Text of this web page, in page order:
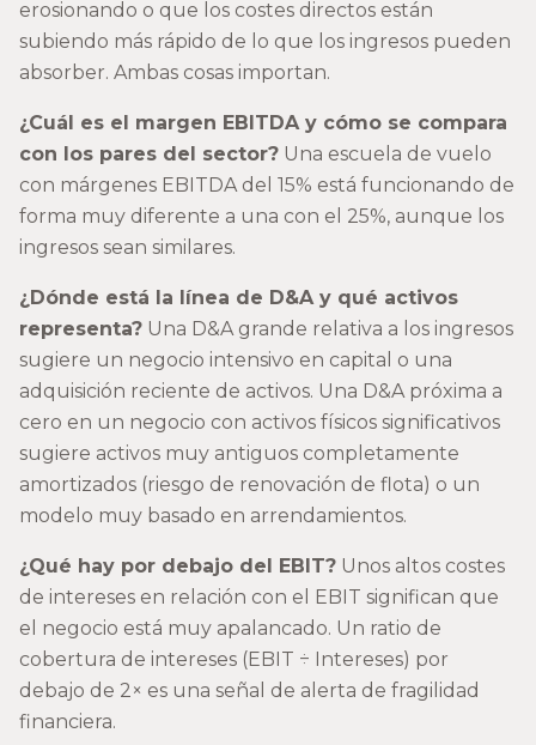
erosionando o que los costes directos están
subiendo más rápido de lo que los ingresos pueden
absorber. Ambas cosas importan.
¿Cuál es el margen EBITDA y cómo se compara
con los pares del sector? Una escuela de vuelo
con márgenes EBITDA del 15% está funcionando de
forma muy diferente a una con el 25%, aunque los
ingresos sean similares.
¿Dónde está la línea de D&A y qué activos
representa? Una D&A grande relativa a los ingresos
sugiere un negocio intensivo en capital o una
adquisición reciente de activos. Una D&A próxima a
cero en un negocio con activos físicos significativos
sugiere activos muy antiguos completamente
amortizados (riesgo de renovación de flota) o un
modelo muy basado en arrendamientos.
¿Qué hay por debajo del EBIT? Unos altos costes
de intereses en relación con el EBIT significan que
el negocio está muy apalancado. Un ratio de
cobertura de intereses (EBIT ÷ Intereses) por
debajo de 2× es una señal de alerta de fragilidad
financiera.